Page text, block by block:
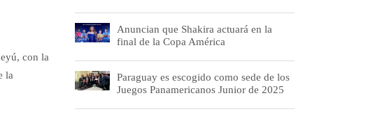
con la
la
Anuncian que Shakira actuará en la
final de la Copa América
Paraguay es escogido como sede de los
Juegos Panamericanos Junior de 2025